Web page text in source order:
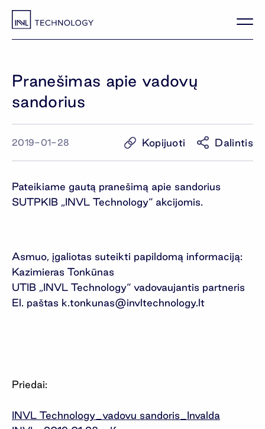
Pranešimas apie vadovų
sandorius
2019-01-28 Kopijuoti Dalintis
Pateikiame gautą pranešimą apie sandorius
SUTPKIB „INVL Technology“ akcijomis.
Asmuo, įgaliotas suteikti papildomą informaciją:
Kazimieras Tonkūnas
UTIB „INVL Technology“ vadovaujantis partneris
El. paštas k.tonkunas@invltechnology.lt
Priedai:
INVL Technology_vadovu sandoris_Invalda